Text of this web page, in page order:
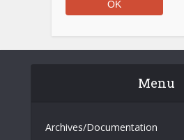
Menu
Archives/Documentation